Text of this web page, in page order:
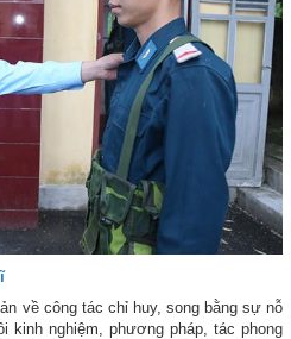
về công tác chỉ huy, song bằng sự nỗ
kinh nghiệm, phương pháp, tác phong